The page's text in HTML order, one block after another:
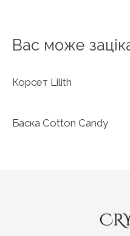
Вас може
Корсет Lilith
Баска Cotton Candy